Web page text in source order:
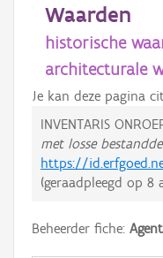
Waarden
historische
architecturale
Je kan deze pagina
INVENTARIS
met losse
https://
(geraadpleegd op 8
Beheerder fiche: